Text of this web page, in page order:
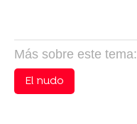
Más sobre este tema:
El nudo